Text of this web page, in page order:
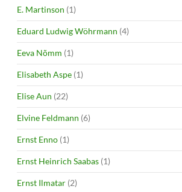
E. Martinson (1)
Eduard Ludwig Wöhrmann (4)
Eeva Nõmm (1)
Elisabeth Aspe (1)
Elise Aun (22)
Elvine Feldmann (6)
Ernst Enno (1)
Ernst Heinrich Saabas (1)
Ernst Ilmatar (2)